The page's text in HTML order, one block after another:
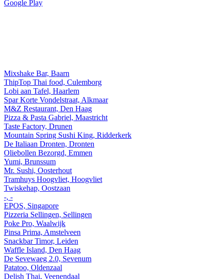
Google Play
Mixshake Bar, Baarn
ThipTop Thai food, Culemborg
Lobi aan Tafel, Haarlem
Spar Korte Vondelstraat, Alkmaar
M&Z Restaurant, Den Haag
Pizza & Pasta Gabriel, Maastricht
Taste Factory, Drunen
Mountain Spring Sushi King, Ridderkerk
De Italiaan Dronten, Dronten
Oliebollen Bezorgd, Emmen
Yumi, Brunssum
Mr. Sushi, Oosterhout
Tramhuys Hoogvliet, Hoogvliet
Twiskehap, Oostzaan
-, -
EPOS, Singapore
Pizzeria Sellingen, Sellingen
Poke Pro, Waalwijk
Pinsa Prima, Amstelveen
Snackbar Timor, Leiden
Waffle Island, Den Haag
De Sevewaeg 2.0, Sevenum
Patatoo, Oldenzaal
Delish Thai, Veenendaal